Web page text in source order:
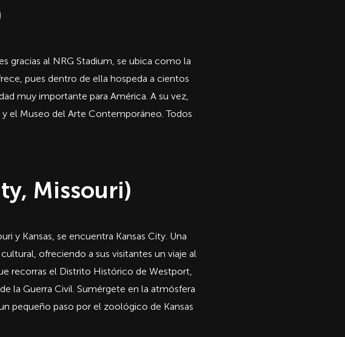
gracias al NRG Stadium, se ubica como la
pues dentro de ella hospeda a cientos
muy importante para América. A su vez,
el Museo del Arte Contemporáneo. Todos
Missouri)
y Kansas, se encuentra Kansas City. Una
ofreciendo a sus visitantes un viaje al
recorras el Distrito Histórico de Westport,
la Guerra Civil. Sumérgete en la atmósfera
pequeño paso por el zoológico de Kansas